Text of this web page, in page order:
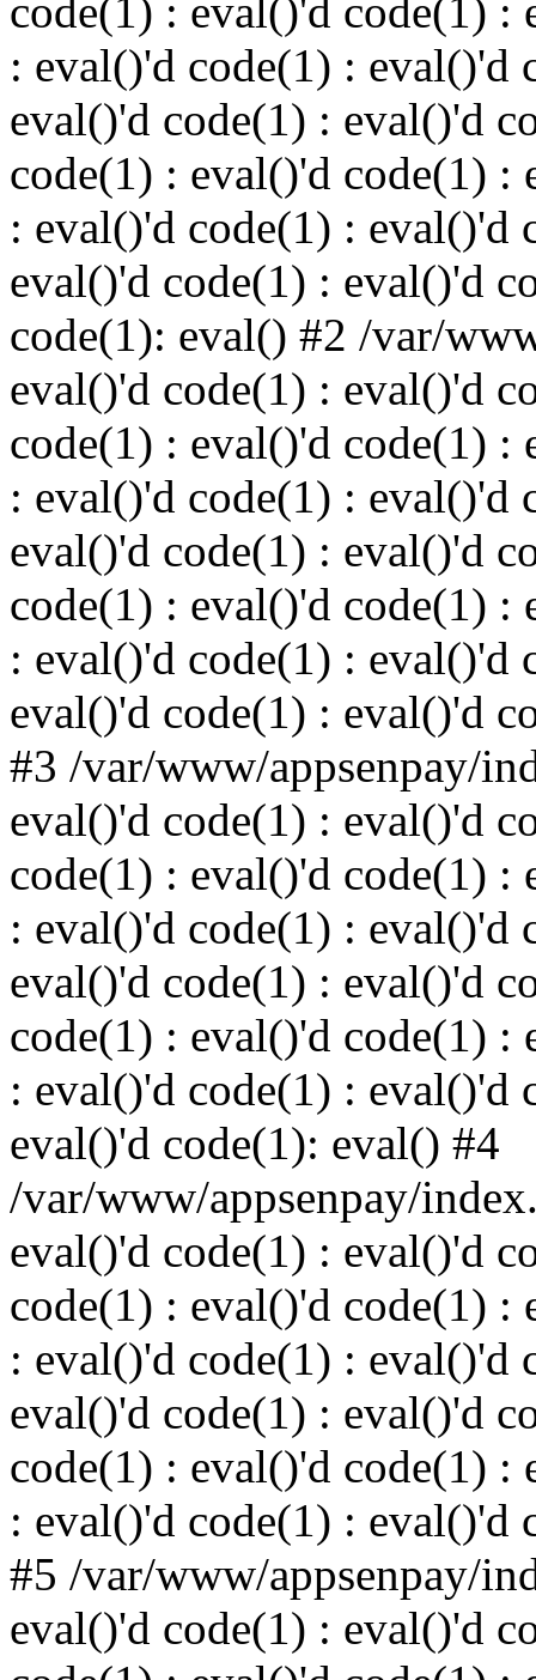
code(1) : eval()'d code(1) :
: eval()'d code(1) : eval()'d
eval()'d code(1) : eval()'d
code(1) : eval()'d code(1) :
: eval()'d code(1) : eval()'d
eval()'d code(1) : eval()'d
code(1): eval() #2 /var/
eval()'d code(1) : eval()'d
code(1) : eval()'d code(1) :
: eval()'d code(1) : eval()'d
eval()'d code(1) : eval()'d
code(1) : eval()'d code(1) :
: eval()'d code(1) : eval()'d
eval()'d code(1) : eval()'d
#3 /var/www/appsenpay/
eval()'d code(1) : eval()'d
code(1) : eval()'d code(1) :
: eval()'d code(1) : eval()'d
eval()'d code(1) : eval()'d
code(1) : eval()'d code(1) :
: eval()'d code(1) : eval()'d
eval()'d code(1): eval() #4
/var/www/appsenpay/
eval()'d code(1) : eval()'d
code(1) : eval()'d code(1) :
: eval()'d code(1) : eval()'d
eval()'d code(1) : eval()'d
code(1) : eval()'d code(1) :
: eval()'d code(1) : eval()'d
#5 /var/www/appsenpay/
eval()'d code(1) : eval()'d